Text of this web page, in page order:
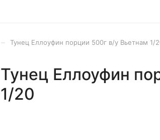
Тунец Еллоуфин порции 500г в/у Вьетнам 1/
Тунец Еллоуфин
1/20